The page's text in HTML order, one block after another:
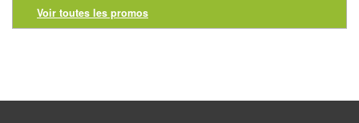
Awalé
Voir toutes les promos